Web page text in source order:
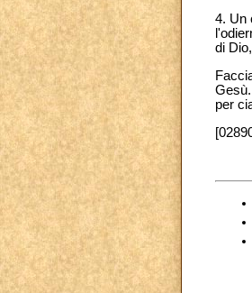
4. Un
di
per